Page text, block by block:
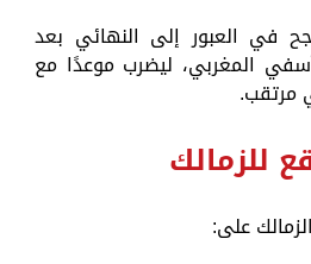
في العبور إلى النهائي بعد
المغربي، ليضرب موعدًا مع
مرتقب.
للزمالك
على: